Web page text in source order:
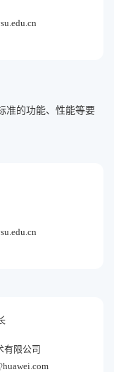
准的功能、性能等要
有限公司